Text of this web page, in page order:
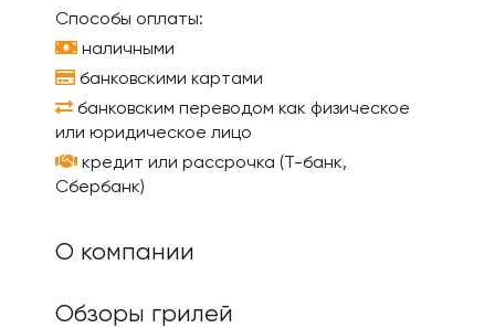
Способы оплаты:
наличными
банковскими картами
банковским переводом как физическое
или юридическое лицо
кредит или рассрочка (Т-банк,
Сбербанк)
О компании
Обзоры грилей